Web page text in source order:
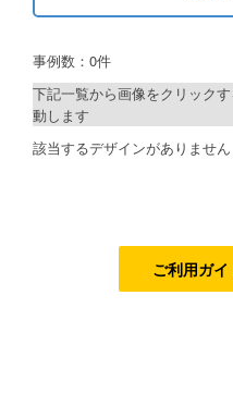
FAQ（よくあるご
制作プランで探す
シルバーコース
事例数：0件
下記一覧から画像をクリック
動します
該当するデザインがありません
ご利用ガ